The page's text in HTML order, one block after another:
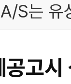
S는 유
고시